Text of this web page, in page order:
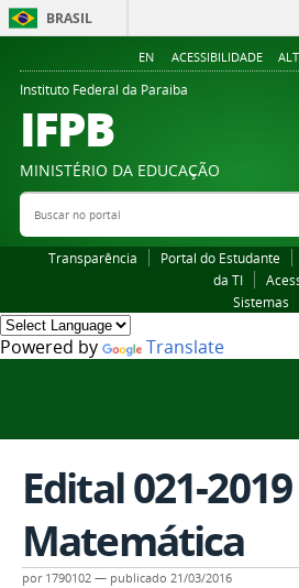
BRASIL
EN ACESSIBILIDADE
Instituto Federal da Paraiba
IFPB
MINISTÉRIO DA EDUCAÇÃO
Buscar no portal
Transparência Portal do Estudante
da TI
Sistemas
Powered by Translate
Edital 021-2019
Matemática
por 1790102 — publicado 21/03/2016